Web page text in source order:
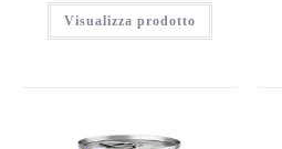
Visualizza prodotto